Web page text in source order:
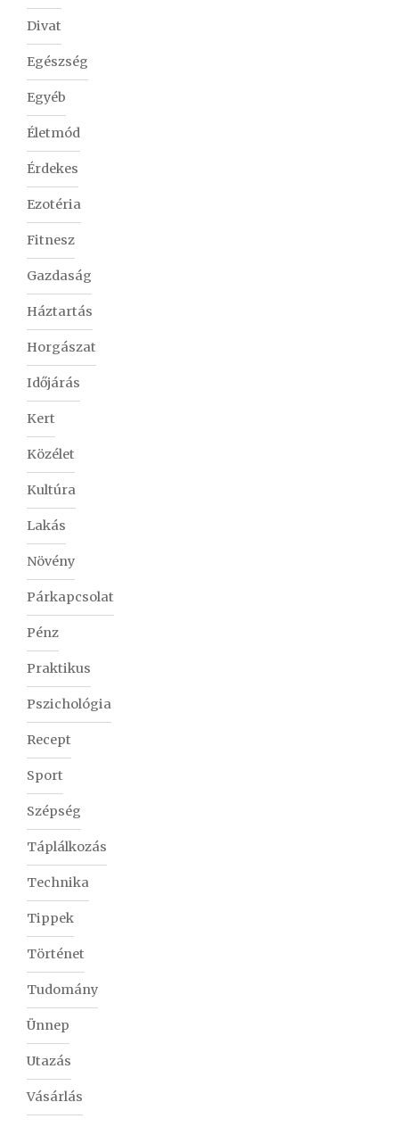
Divat
Egészség
Egyéb
Életmód
Érdekes
Ezotéria
Fitnesz
Gazdaság
Háztartás
Horgászat
Időjárás
Kert
Közélet
Kultúra
Lakás
Növény
Párkapcsolat
Pénz
Praktikus
Pszichológia
Recept
Sport
Szépség
Táplálkozás
Technika
Tippek
Történet
Tudomány
Ünnep
Utazás
Vásárlás